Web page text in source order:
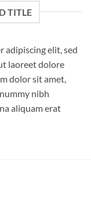
TITLE
adipiscing elit, sed
laoreet dolore
dolor sit amet,
nibh
aliquam erat